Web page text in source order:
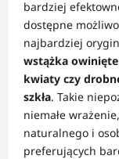
bardziej
dostępne
najbardziej
wstążka
kwiaty czy
szkła. Takie
niemałe
naturalnego i
preferujących